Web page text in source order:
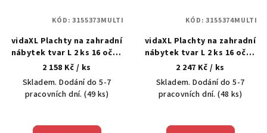
vidaXL Plachty na zahradní
nábytek tvar L 2 ks 16 oček
285x285x70 cm
2 158 Kč / ks
Skladem. Dodání do 5-7
pracovních dní.(49 ks)
KÓD:3155373MULTI
vidaXL Plachty na zahradní
nábytek tvar L 2 ks 16 oček
285x285x90 cm
2 247 Kč / ks
Skladem. Dodání do 5-7
pracovních dní.(48 ks)
KÓD:3155374MULTI